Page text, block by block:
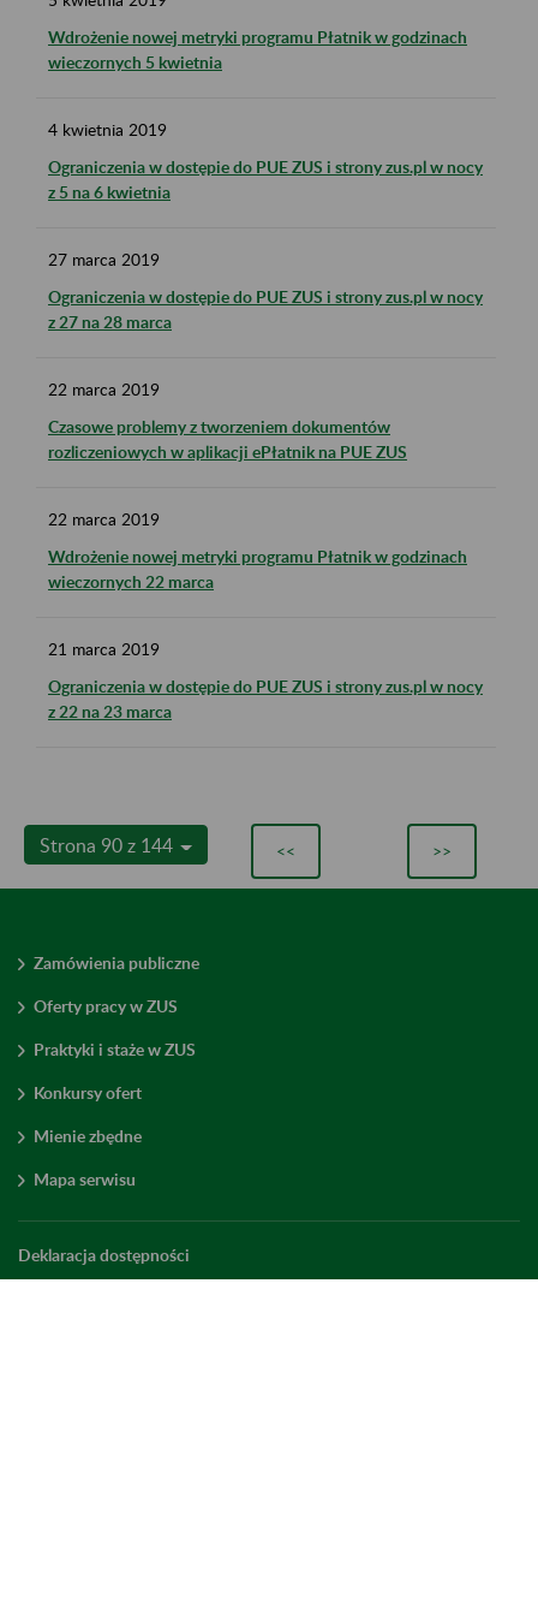
Wdrożenie nowej metryki programu Płatnik w godzinach
wieczornych 5 kwietnia
4 kwietnia 2019
Ograniczenia w dostępie do PUE ZUS i strony zus.pl w nocy
z 5 na 6 kwietnia
27 marca 2019
Ograniczenia w dostępie do PUE ZUS i strony zus.pl w nocy
z 27 na 28 marca
22 marca 2019
Czasowe problemy z tworzeniem dokumentów
rozliczeniowych w aplikacji ePłatnik na PUE ZUS
22 marca 2019
Wdrożenie nowej metryki programu Płatnik w godzinach
wieczornych 22 marca
21 marca 2019
Ograniczenia w dostępie do PUE ZUS i strony zus.pl w nocy
z 22 na 23 marca
Strona 90 z 144 << >>
Zamówienia publiczne
Oferty pracy w ZUS
Praktyki i staże w ZUS
Konkursy ofert
Mienie zbędne
Mapa serwisu
Deklaracja dostępności